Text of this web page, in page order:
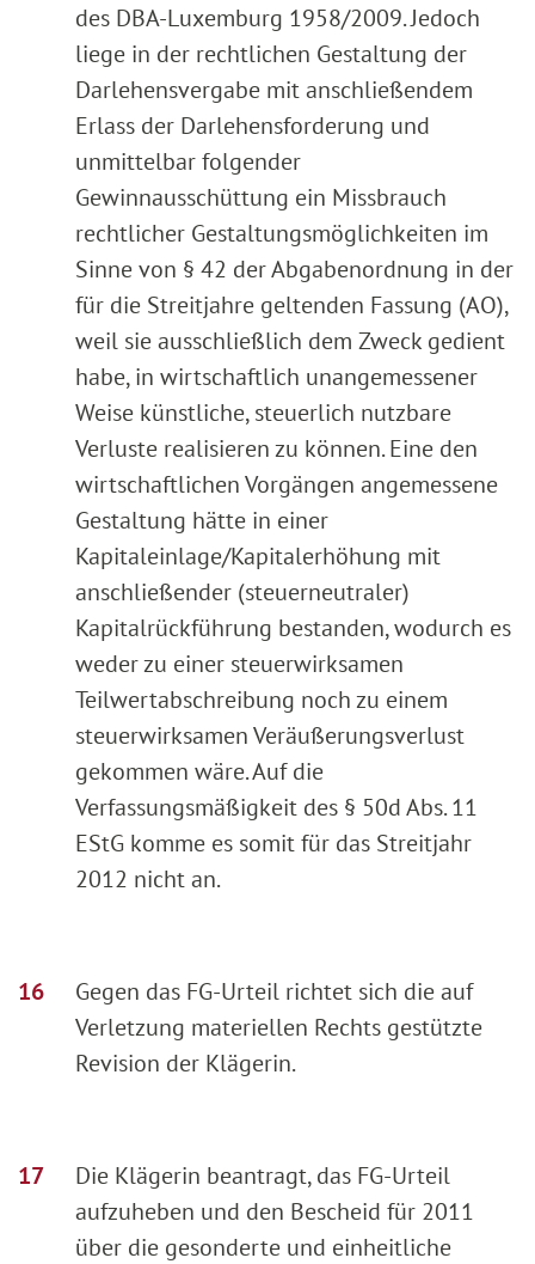
des DBA-Luxemburg 1958/2009. Jedoch
liege in der rechtlichen Gestaltung der
Darlehensvergabe mit anschließendem
Erlass der Darlehensforderung und
unmittelbar folgender
Gewinnausschüttung ein Missbrauch
rechtlicher Gestaltungsmöglichkeiten im
Sinne von § 42 der Abgabenordnung in der
für die Streitjahre geltenden Fassung (AO),
weil sie ausschließlich dem Zweck gedient
habe, in wirtschaftlich unangemessener
Weise künstliche, steuerlich nutzbare
Verluste realisieren zu können. Eine den
wirtschaftlichen Vorgängen angemessene
Gestaltung hätte in einer
Kapitaleinlage/Kapitalerhöhung mit
anschließender (steuerneutraler)
Kapitalrückführung bestanden, wodurch es
weder zu einer steuerwirksamen
Teilwertabschreibung noch zu einem
steuerwirksamen Veräußerungsverlust
gekommen wäre. Auf die
Verfassungsmäßigkeit des § 50d Abs. 11
EStG komme es somit für das Streitjahr
2012 nicht an.
Gegen das FG-Urteil richtet sich die auf
Verletzung materiellen Rechts gestützte
Revision der Klägerin.
Die Klägerin beantragt, das FG-Urteil
aufzuheben und den Bescheid für 2011
über die gesonderte und einheitliche